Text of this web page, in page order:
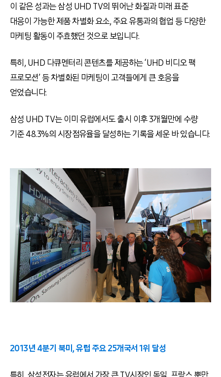
이 같은 성과는 삼성 UHD TV의 뛰어난 화질과 미래 표준
대응이 가능한 제품 차별화 요소, 주요 유통과의 협업 등 다양한
마케팅 활동이 주효했던 것으로 보입니다.
특히, UHD 다큐멘터리 콘텐츠를 제공하는 ‘UHD 비디오 팩
프로모션’ 등 차별화된 마케팅이 고객들에게 큰 호응을
얻었습니다.
삼성 UHD TV는 이미 유럽에서도 출시 이후 3개월만에 수량
기준 48.3%의 시장점유율을 달성하는 기록을 세운 바 있습니다.
2013년 4분기 북미, 유럽 주요 25개국서 1위 달성